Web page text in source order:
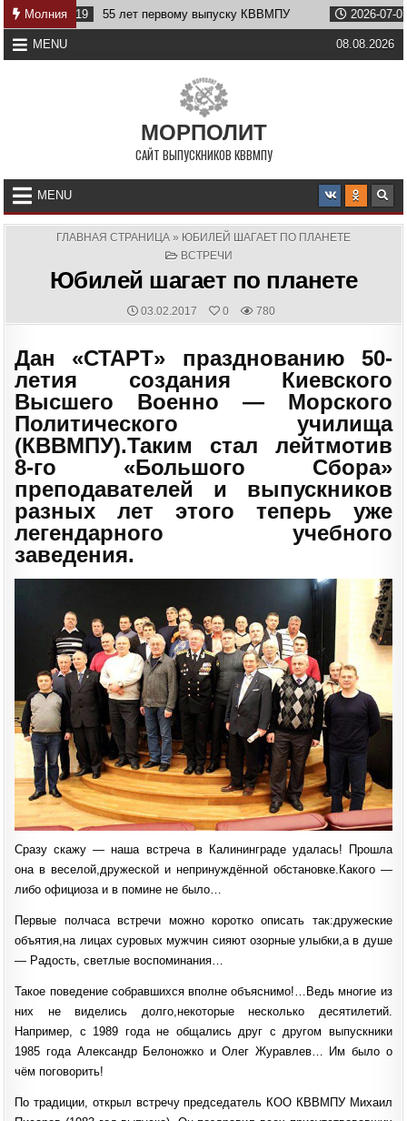
Skip
to
content
Молния
19 55 лет первому выпуску КВВМПУ 2026-07-07
MENU 08.08.2026
МОРПОЛИТ
САЙТ ВЫПУСКНИКОВ КВВМПУ
MENU
ГЛАВНАЯ СТРАНИЦА » ЮБИЛЕЙ ШАГАЕТ ПО ПЛАНЕТЕ
POSTED
ВСТРЕЧИ
Юбилей шагает по планете
PUBLISHED
DATE:
03.02.2017 0 780
Дан «СТАРТ» празднованию 50-
летия создания Киевского
Высшего Военно — Морского
Политического училища
(КВВМПУ).Таким стал лейтмотив
8-го «Большого Сбора»
преподавателей и выпускников
разных лет этого теперь уже
легендарного учебного
заведения.
Сразу скажу — наша встреча в Калининграде удалась! Прошла
она в веселой,дружеской и непринуждённой обстановке.Какого —
либо официоза и в помине не было…
Первые полчаса встречи можно коротко описать так:дружеские
объятия,на лицах суровых мужчин сияют озорные улыбки,а в душе
— Радость, светлые воспоминания…
Такое поведение собравшихся вполне объяснимо!…Ведь многие из
них не виделись долго,некоторые несколько десятилетий.
Например, с 1989 года не общались друг с другом выпускники
1985 года Александр Белоножко и Олег Журавлев… Им было о
чём поговорить!
По традиции, открыл встречу председатель КОО КВВМПУ Михаил